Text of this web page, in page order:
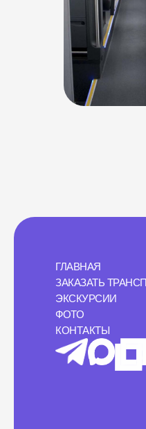
ГЛАВНАЯ
ЗАКАЗАТЬ
ЭКСКУРСИИ
ФОТО
КОНТАКТЫ